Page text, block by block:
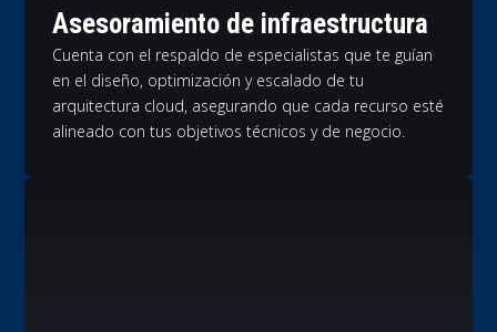
Asesoramiento de infraestructura
Cuenta con el respaldo de especialistas que te guían
en el diseño, optimización y escalado de tu
arquitectura cloud, asegurando que cada recurso esté
alineado con tus objetivos técnicos y de negocio.